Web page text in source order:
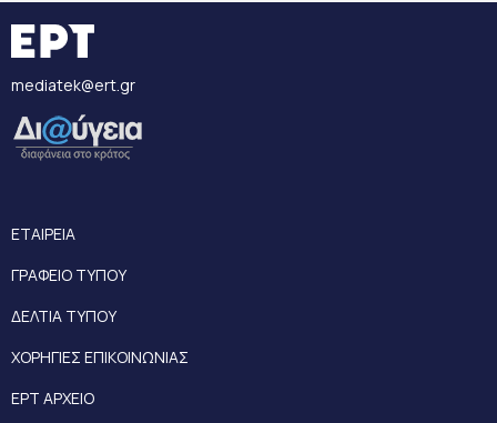
mediatek@ert.gr
ΕΤΑΙΡΕΙΑ
ΓΡΑΦΕΙΟ ΤΥΠΟΥ
ΔΕΛΤΙΑ ΤΥΠΟΥ
ΧΟΡΗΓΙΕΣ ΕΠΙΚΟΙΝΩΝΙΑΣ
ΕΡΤ ΑΡΧΕΙΟ